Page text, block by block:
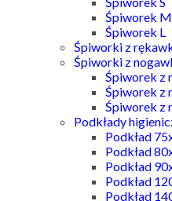
Śpiworek M
Śpiworek L
Śpiworki z
Śpiworki z
Śpiworek z
Śpiworek z
Śpiworek z
Podkłady
Podkład
Podkład
Podkład
Podkład
Podkład